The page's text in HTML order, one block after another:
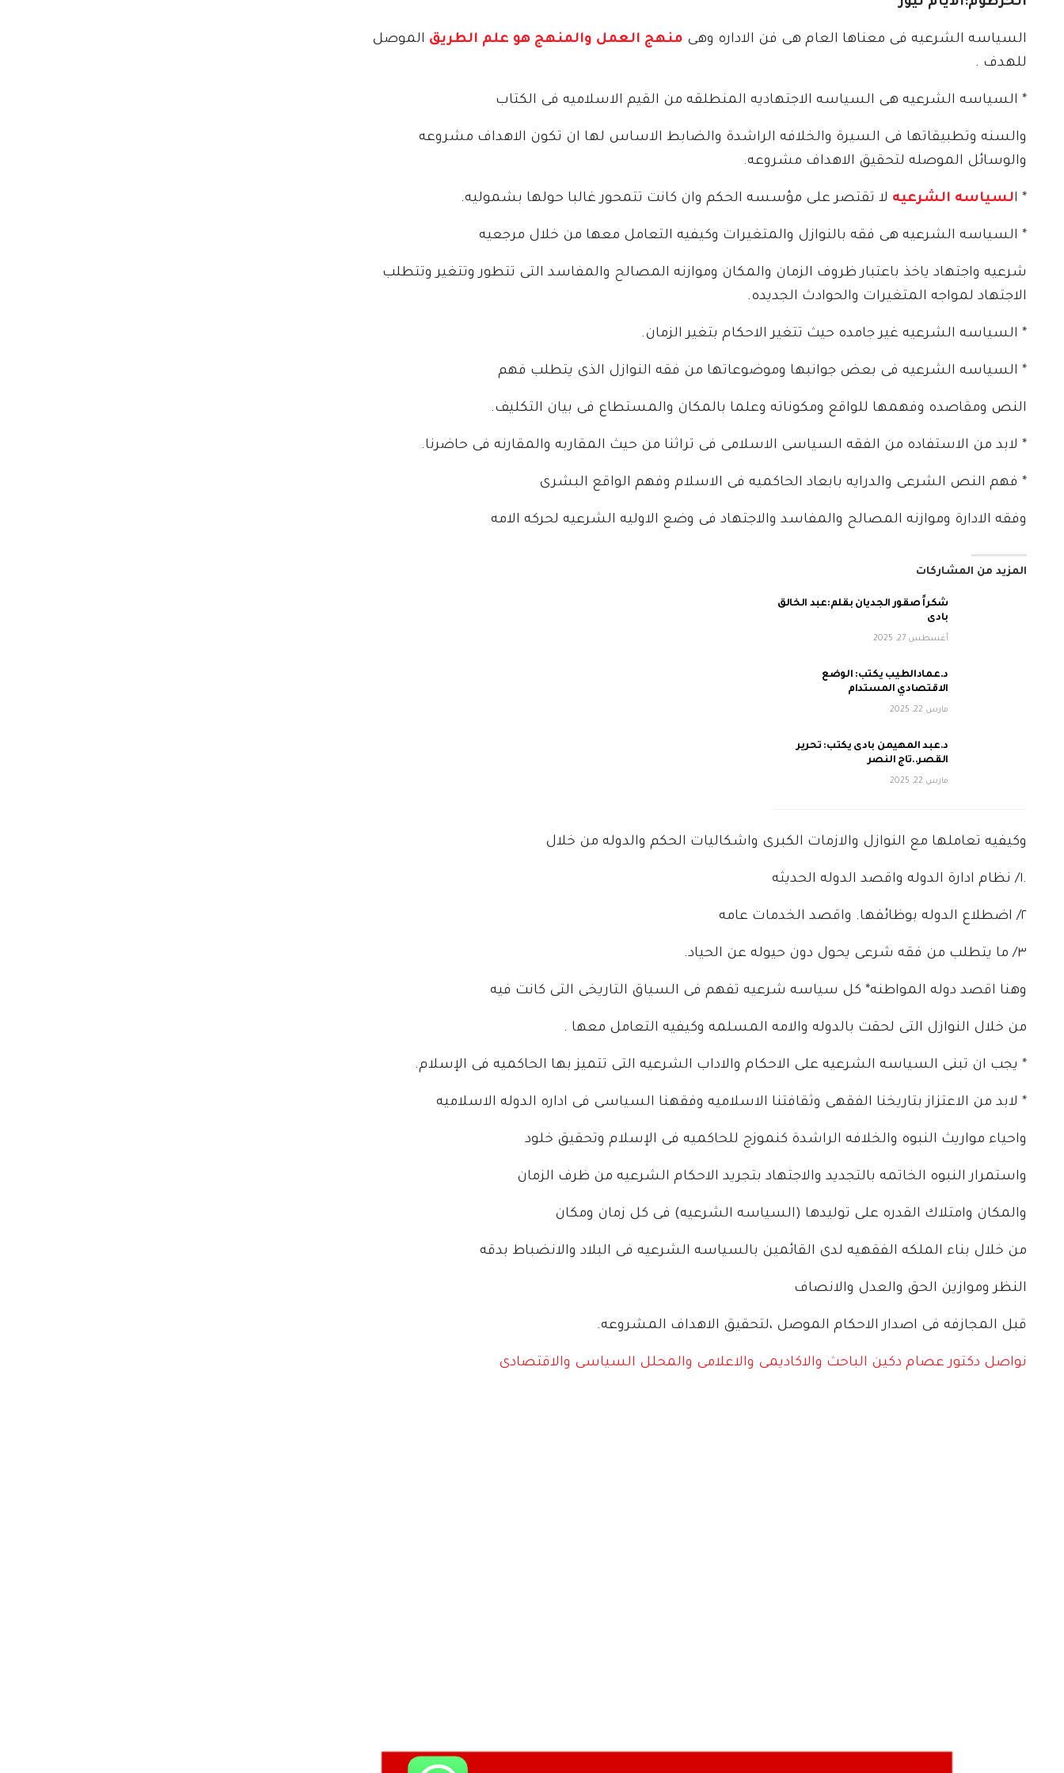
السياسه الشرعيه فى معناها العام هى فن الاداره وهى منهج العمل والمنهج هو علم الطريق الموصل
للهدف .
* السياسه الشرعيه هى السياسه الاجتهاديه المنطلقه من القيم الاسلاميه فى الكتاب
والسنه وتطبيقاتها فى السيرة والخلافه الراشدة والضابط الاساس لها ان تكون الاهداف مشروعه
والوسائل الموصله لتحقيق الاهداف مشروعه.
* السياسه الشرعيه لا تقتصر على مؤسسه الحكم وان كانت تتمحور غالبا حولها بشموليه.
* السياسه الشرعيه هى فقه بالنوازل والمتغيرات وكيفيه التعامل معها من خلال مرجعيه
شرعيه واجتهاد ياخذ باعتبار ظروف الزمان والمكان وموازنه المصالح والمفاسد التى تتطور وتتغير وتتطلب
الاجتهاد لمواجه المتغيرات والحوادث الجديده.
* السياسه الشرعيه غير جامده حيث تتغير الاحكام بتغير الزمان.
* السياسه الشرعيه فى بعض جوانبها وموضوعاتها من فقه النوازل الذى يتطلب فهم
النص ومقاصده وفهمها للواقع ومكوناته وعلما بالمكان والمستطاع فى بيان التكليف.
* لابد من الاستفاده من الفقه السياسى الاسلامى فى تراثنا من حيث المقاربه والمقارنه فى حاضرنا.
* فهم النص الشرعى والدرايه بابعاد الحاكميه فى الاسلام وفهم الواقع البشرى
وفقه الادارة وموازنه المصالح والمفاسد والاجتهاد فى وضع الاوليه الشرعيه لحركه الامه
المزيد من المشاركات
شكراً صقور الجديان بقلم:عبد الخالق
بادى
أغسطس 27, 2025
د.عمادالطيب يكتب: الوضع
الاقتصادي المستدام
مارس 22, 2025
د.عبد المهيمن بادى يكتب: تحرير
القصر..تاج النصر
مارس 22, 2025
وكيفيه تعاملها مع النوازل والازمات الكبرى واشكاليات الحكم والدوله من خلال
.١/ نظام ادارة الدوله واقصد الدوله الحديثه
٢/ اضطلاع الدوله بوظائفها. واقصد الخدمات عامه
٣/ ما يتطلب من فقه شرعى يحول دون حيوله عن الحياد.
وهنا اقصد دوله المواطنه* كل سياسه شرعيه تفهم فى السياق التاريخى التى كانت فيه
من خلال النوازل التى لحقت بالدوله والامه المسلمه وكيفيه التعامل معها .
* يجب ان تبنى السياسه الشرعيه على الاحكام والاداب الشرعيه التى تتميز بها الحاكميه فى الإسلام.
* لابد من الاعتزاز بتاريخنا الفقهى وثقافتنا الاسلاميه وفقهنا السياسى فى اداره الدوله الاسلاميه
واحياء مواريث النبوه والخلافه الراشدة كنموزج للحاكميه فى الإسلام وتحقيق خلود
واستمرار النبوه الخاتمه بالتجديد والاجتهاد بتجريد الاحكام الشرعيه من ظرف الزمان
والمكان وامتلاك القدره على توليدها (السياسه الشرعيه) فى كل زمان ومكان
من خلال بناء الملكه الفقهيه لدى القائمين بالسياسه الشرعيه فى البلاد والانضباط بدقه
النظر وموازين الحق والعدل والانصاف
قبل المجازفه فى اصدار الاحكام الموصل ،لتحقيق الاهداف المشروعه.
نواصل دكتور عصام دكين الباحث والاكاديمى والاعلامى والمحلل السياسى والاقتصادى